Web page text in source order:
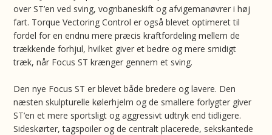
over ST’en ved sving, vognbaneskift og afvigemanøvrer i høj
fart. Torque Vectoring Control er også blevet optimeret til
fordel for en endnu mere præcis kraftfordeling mellem de
trækkende forhjul, hvilket giver et bedre og mere smidigt
træk, når Focus ST krænger gennem et sving.
Den nye Focus ST er blevet både bredere og lavere. Den
næsten skulpturelle kølerhjelm og de smallere forlygter giver
ST’en et mere sportsligt og aggressivt udtryk end tidligere.
Sideskørter, tagspoiler og de centralt placerede, sekskantede